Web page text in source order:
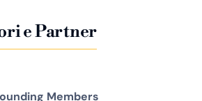
e Partner
Members